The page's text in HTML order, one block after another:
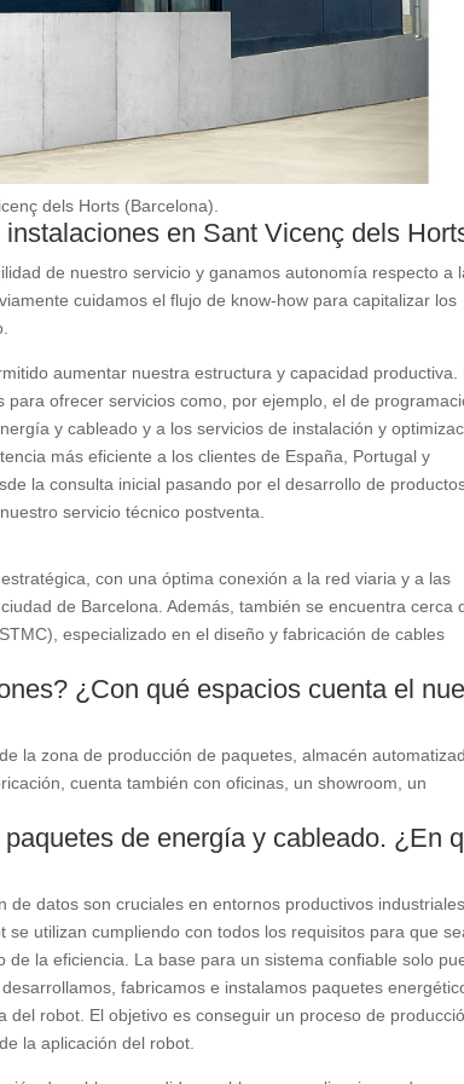
dels Horts (Barcelona).
en Sant Vicenç dels
de nuestro servicio y ganamos autonomía respecto a
cuidamos el flujo de know-how para capitalizar los
aumentar nuestra estructura y capacidad productiva.
ofrecer servicios como, por ejemplo, el de
y cableado y a los servicios de instalación y
más eficiente a los clientes de España, Portugal y
la consulta inicial pasando por el desarrollo de
servicio técnico postventa.
con una óptima conexión a la red viaria y a las
de Barcelona. Además, también se encuentra cerca
especializado en el diseño y fabricación de cables
¿Con qué espacios cuenta el
de la zona de producción de paquetes, almacén
cuenta también con oficinas, un showroom, un
de energía y cableado. ¿En
datos son cruciales en entornos productivos
utilizan cumpliendo con todos los requisitos para que
la eficiencia. La base para un sistema confiable solo
fabricamos e instalamos paquetes
robot. El objetivo es conseguir un proceso de
la aplicación del robot.